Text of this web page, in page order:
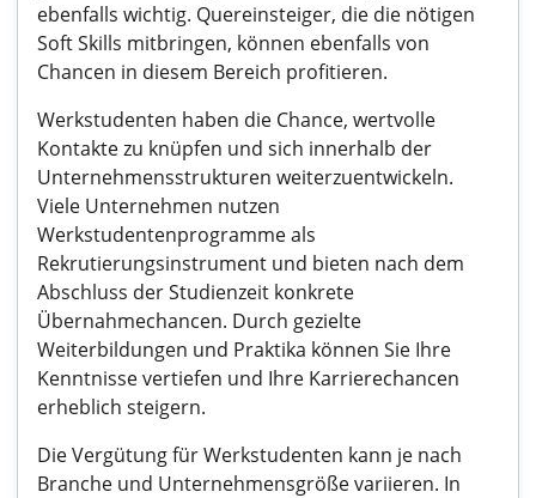
ebenfalls wichtig. Quereinsteiger, die die nötigen
Soft Skills mitbringen, können ebenfalls von
Chancen in diesem Bereich profitieren.
Werkstudenten haben die Chance, wertvolle
Kontakte zu knüpfen und sich innerhalb der
Unternehmensstrukturen weiterzuentwickeln.
Viele Unternehmen nutzen
Werkstudentenprogramme als
Rekrutierungsinstrument und bieten nach dem
Abschluss der Studienzeit konkrete
Übernahmechancen. Durch gezielte
Weiterbildungen und Praktika können Sie Ihre
Kenntnisse vertiefen und Ihre Karrierechancen
erheblich steigern.
Die Vergütung für Werkstudenten kann je nach
Branche und Unternehmensgröße variieren. In